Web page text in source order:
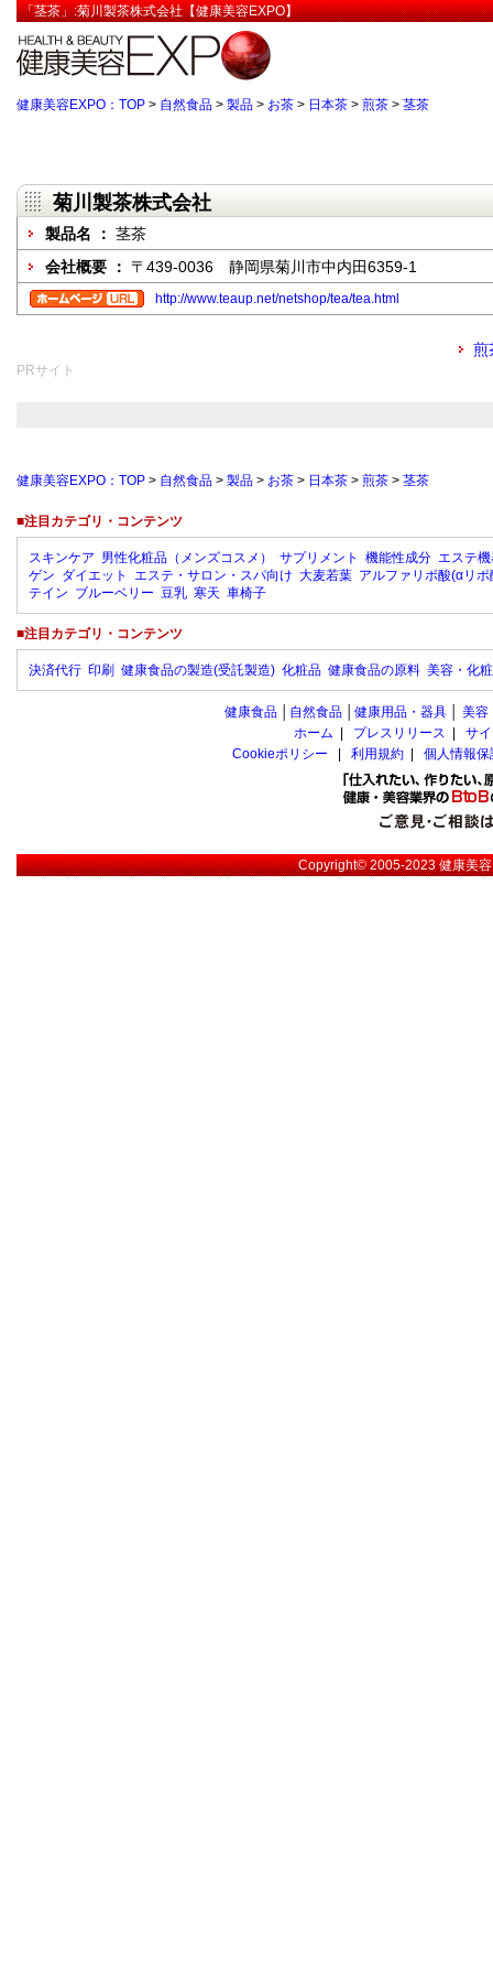
「茎茶」:菊川製茶株式会社【健康美容EXPO】
健康美容EXPO：TOP > 自然食品 > 製品 > お茶 > 日本茶 > 煎茶 > 茎茶
菊川製茶株式会社
製品名 ： 茎茶
会社概要 ： 〒439-0036 静岡県菊川市中内田6359-1
http://www.teaup.net/netshop/tea/tea.html
煎
PRサイト
健康美容EXPO：TOP > 自然食品 > 製品 > お茶 > 日本茶 > 煎茶 > 茎茶
■注目カテゴリ・コンテンツ
スキンケア 男性化粧品（メンズコスメ） サプリメント 機能性成分 エステ
ゲン ダイエット エステ・サロン・スパ向け 大麦若葉 アルファリポ酸(αリポ
テイン ブルーベリー 豆乳 寒天 車椅子
■注目カテゴリ・コンテンツ
決済代行 印刷 健康食品の製造(受託製造) 化粧品 健康食品の原料 美容・化
健康食品 自然食品 健康用品・器具 美容
ホーム
プレスリリース
サ
Cookieポリシー
利用規約 個人情報
Copyright© 2005-2023健康美